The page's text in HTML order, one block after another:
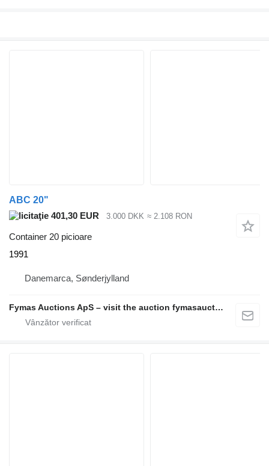
ABC 20"
401,30 EUR
3.000 DKK ≈ 2.108 RON
Container 20 picioare
1991
Danemarca, Sønderjylland
Fymas Auctions ApS – visit the auction fymasauctions.dk